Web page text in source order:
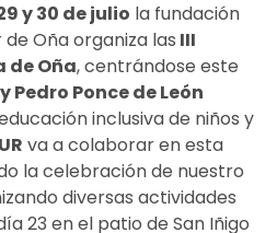
y 30 de julio la fundación
Oña organiza las III
de Oña, centrándose este
Pedro Ponce de León
inclusiva de niños y
va a colaborar en esta
la celebración de nuestro
diversas actividades
23 en el patio de San Iñigo